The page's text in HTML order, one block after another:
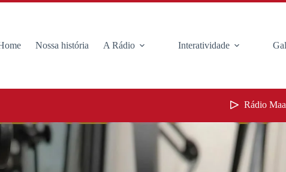
Nossa história A Rádio Interatividade
Rádio